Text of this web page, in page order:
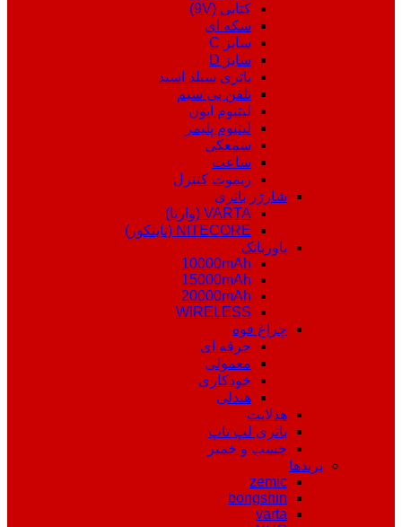
کتابی (9V)
سکه ای
سایز C
سایز D
باتری سیلد اسید
تلفن بی سیم
لیتیوم ایون
لیتیوم پلیمر
سمعکی
ساعت
ریموت کنترل
شارژر باتری
VARTA (وارتا)
NITECORE (نایتکور)
پاوربانک
10000mAh
15000mAh
20000mAh
WIRELESS
چراغ قوه
حرفه ای
معمولی
خودکاری
هندلی
هدلایت
باتری لپ تاپ
چسب و خمیر
برندها
zemic
bongshin
varta